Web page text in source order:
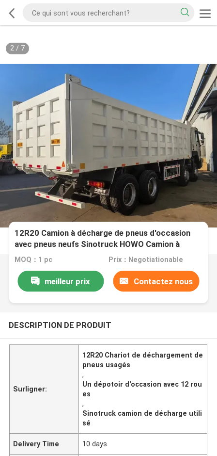
2/ 7
12R20 Camion à décharge de pneus d'occasion
avec pneus neufs Sinotruck HOWO Camion à
bascule 12 roues
MOQ：1 pc Prix：Negotiationable
meilleur prix Contactez nous
DESCRIPTION DE PRODUIT
Surligner:
12R20 Chariot de déchargement de
pneus usagés
,
Un dépotoir d'occasion avec 12 rou
es
,
Sinotruck camion de décharge utili
sé
Delivery Time 10 days